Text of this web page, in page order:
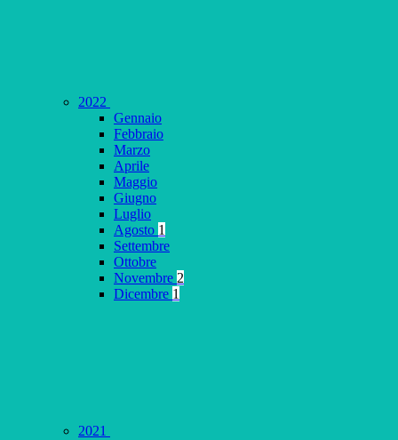
2022
Gennaio
Febbraio
Marzo
Aprile
Maggio
Giugno
Luglio
Agosto 1
Settembre
Ottobre
Novembre 2
Dicembre 1
2021